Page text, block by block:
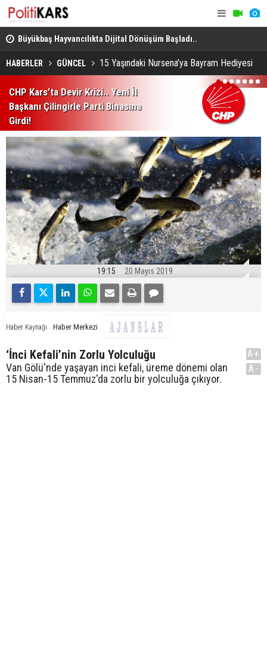
Büyükbaş Hayvancılıkta Dijital Dönüşüm Başladı..
GEKİS'in İlk Tanıtımı Kars'ta Yapıldı! Mekke'de
HABERLER GÜNCEL 15 Yaşındaki Nursena’ya Bayram Hediyesi
CHP Kars’ta Devir Krizi.. Yeni İl
Başkanı Çilingirle Parti Binasına
Girdi!
1 2 3 4 5 6 7
19:15 20 Mayıs 2019
Haber Kaynağı Haber Merkezi
‘İnci Kefali’nin Zorlu Yolculuğu
Van Gölü'nde yaşayan inci kefali, üreme dönemi olan
15 Nisan-15 Temmuz'da zorlu bir yolculuğa çıkıyor.
A+
A-